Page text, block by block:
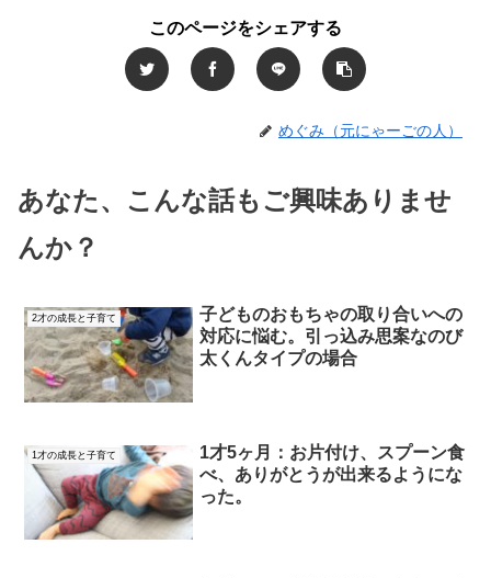
このページをシェアする
めぐみ（元にゃーごの人）
あなた、こんな話もご興味ありませ
んか？
2才の成長と子育て
子どものおもちゃの取り合いへの
対応に悩む。引っ込み思案なのび
太くんタイプの場合
1才の成長と子育て
1才5ヶ月：お片付け、スプーン食
べ、ありがとうが出来るようにな
った。